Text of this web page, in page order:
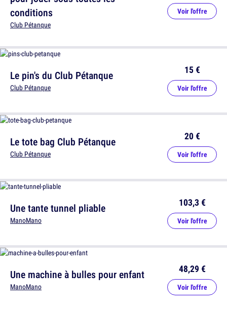
conditions
Club Pétanque
Voir l'offre
Le tote bag Club Pétanque
Club Pétanque
20 €
Voir l'offre
Une machine à bulles pour enfant
ManoMano
48,29 €
Voir l'offre
Le pin's du Club Pétanque
Club Pétanque
15 €
Voir l'offre
Une tante tunnel pliable
ManoMano
103,3 €
Voir l'offre